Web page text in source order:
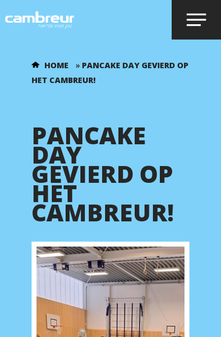
Voer je zoekopdracht in en druk op
HOME » PANCAKE DAY GEVIERD OP
HET CAMBREUR!
PANCAKE
DAY
GEVIERD OP
HET
CAMBREUR!